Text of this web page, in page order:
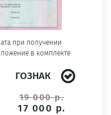
при получении
в комплекте
ГОЗНАК
19 000 р.
17 000 р.